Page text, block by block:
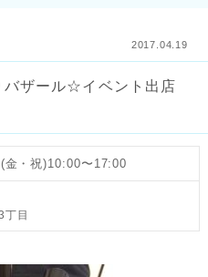
2017.04.19
バザール☆イベント出店
・祝)10:00〜17:00
丁目